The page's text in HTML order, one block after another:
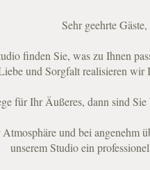
Sehr geehrte Gäste,
finden Sie, was zu Ihnen
und Sorgfalt realisieren wir
für Ihr Äußeres, dann sind
und bei angenehm
unserem Studio ein